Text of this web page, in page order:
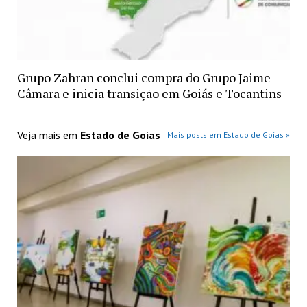
Grupo Zahran conclui compra do Grupo Jaime
Câmara e inicia transição em Goiás e Tocantins
Veja mais em Estado de Goias Mais posts em Estado de Goias »